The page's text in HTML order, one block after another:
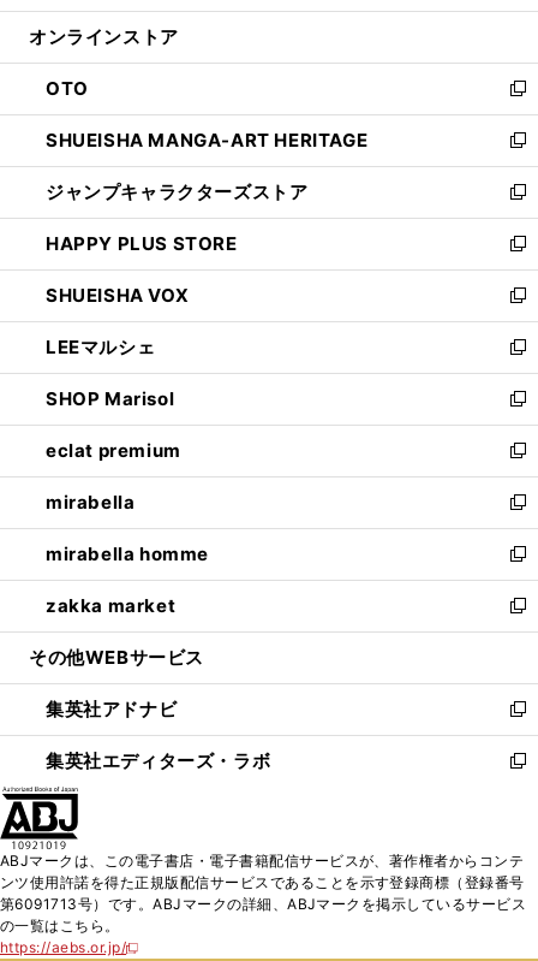
開
ン
ウ
で
開
く
ウ
ン
ド
ウ
で
開
く
オンラインストア
OTO
新
し
い
ウ
ィ
ン
ド
ウ
で
開
く
SHUEISHA MANGA-ART HERITAGE
新
し
い
ウ
ィ
ン
ド
ウ
で
開
く
ジャンプキャラクターズストア
新
し
い
ウ
ィ
ン
ド
ウ
で
開
く
HAPPY PLUS STORE
新
し
い
ウ
ィ
ン
ド
ウ
で
開
く
SHUEISHA VOX
新
し
い
ウ
ィ
ン
ド
ウ
で
開
く
LEEマルシェ
新
し
い
ウ
ィ
ン
ド
ウ
で
開
く
SHOP Marisol
新
し
い
ウ
ィ
ン
ド
ウ
で
開
eclat premium
新
し
い
ウ
ィ
ン
ド
ウ
開
く
mirabella
新
し
い
ウ
ィ
ン
ウ
で
開
く
mirabella homme
新
し
い
ウ
ン
ド
ウ
で
zakka market
新
し
ウ
ィ
ン
ド
く
その他WEBサービス
集英社アドナビ
新
し
い
ド
ウ
で
集英社エディターズ・ラボ
新
ィ
ン
ド
ABJマークは、この電子書店・電子書籍配信サービスが、著作権者からコンテ
ンツ使用許諾を得た正規版配信サービスであることを示す登録商標（登録番号
第6091713号）です。ABJマークの詳細、ABJマークを掲示しているサービス
の一覧はこちら。
https://aebs.or.jp/
新